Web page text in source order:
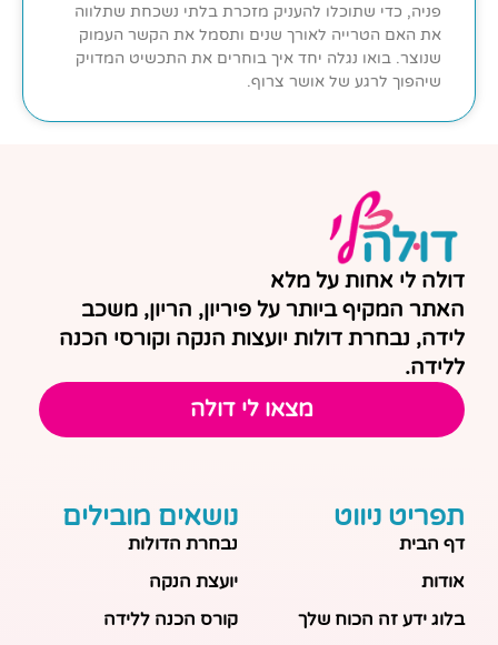
פניה, כדי שתוכלו להעניק מזכרת בלתי נשכחת שתלווה
את האם הטרייה לאורך שנים ותסמל את הקשר העמוק
שנוצר. בואו נגלה יחד איך בוחרים את התכשיט המדויק
שיהפוך לרגע של אושר צרוף.
דולה לי אחות על מלא
האתר המקיף ביותר על פיריון, הריון, משכב
לידה, נבחרת דולות יועצות הנקה וקורסי הכנה
ללידה.
מצאו לי דולה
תפריט ניווט
דף הבית
אודות
בלוג ידע זה הכוח שלך
נושאים מובילים
נבחרת הדולות
יועצת הנקה
קורס הכנה ללידה